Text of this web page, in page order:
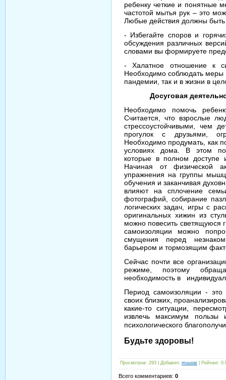
ребенку четкие и понятные
частотой мытья рук – это
Любые действия должны быть
- Избегайте споров и
обсуждения различных
словами вы формируете
- Халатное отношение к
Необходимо соблюдать меры
пандемии, так и в жизни в
Досуговая
Необходимо помочь
Считается, что взрослые
стрессоустойчивыми, чем
прогулок с друзьями,
Необходимо продумать, как
условиях дома. В этом
которые в полном
Начиная от физической
упражнения на группы
обучения и заканчивая
влияют на сплочение
фотографий, собирание
логических задач, игры с
оригинальных хижин из
можно повесить светящуюся
самоизоляции можно
смущения перед
барьером и тормозящим
Сейчас почти все
режиме, поэтому
необходимость в
Период самоизоляции -
своих близких,
какие-то ситуации,
извлечь максимум пользы
психологического
Будьте здоровы!
Просмотров: 293 | Добавил: muuoar Рейтинг:
Всего комментариев: 0